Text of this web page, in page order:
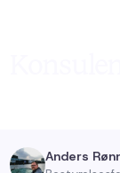
Anders